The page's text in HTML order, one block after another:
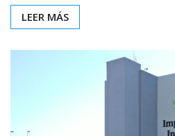
LEER MÁS